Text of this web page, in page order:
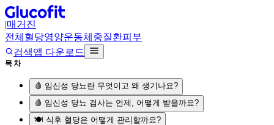
|매거진
전체 혈당영양운동체중질환피부
검색앱 다운로드
목차
🩸 임신성 당뇨란 무엇이고 왜 생기나요?
🩸 임신성 당뇨 검사는 언제, 어떻게 받을까요?
🍽️ 식후 혈당은 어떻게 관리할까요?